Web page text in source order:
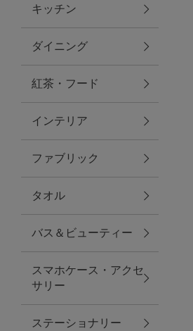
トラベルグッズ
ランチ
バッグ
キッチン・ダイニング
ダイニング
キッチン
キッチン
ダイニング
紅茶・フード
インテリア
ファブリック
タオル
バス＆ビューティー
スマホケース・アクセ
サリー
ステーショナリー